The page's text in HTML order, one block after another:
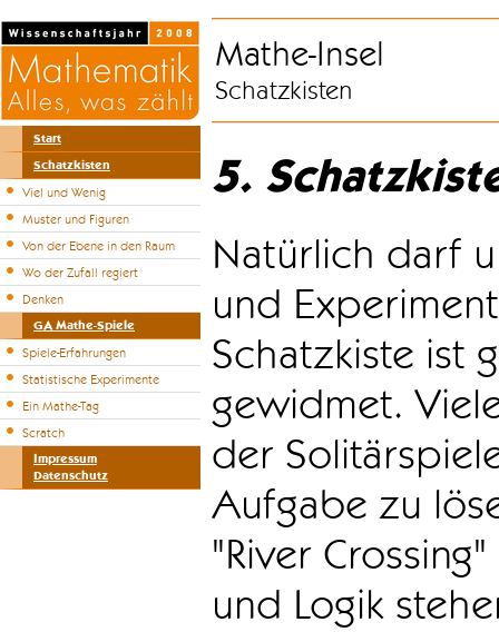
Start
Schatzkisten
Viel und Wenig
Muster und Figuren
Von der Ebene in den Raum
Wo der Zufall regiert
Denken
GA Mathe-Spiele
Spiele-Erfahrungen
Statistische Experimente
Ein Mathe-Tag
Scratch
Impressum
Datenschutz
Mathe-Insel
Schatzkisten
5.
Natürlich darf
und
Schatzkiste ist
gewidmet.
der
Aufgabe zu
"River
und Logik